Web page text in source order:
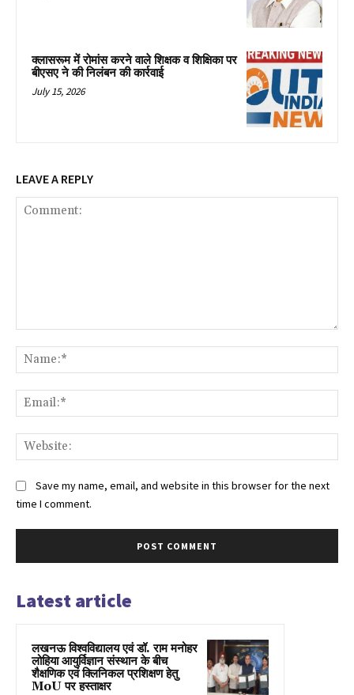
क्लासरूम में रोमांस करने वाले शिक्षक व शिक्षिका पर
बीएसए ने की निलंबन की कार्रवाई
July 15, 2026
LEAVE A REPLY
Save my name, email, and website in this browser for the next
time I comment.
Latest article
लखनऊ विश्वविद्यालय एवं डॉ. राम मनोहर
लोहिया आयुर्विज्ञान संस्थान के बीच
शैक्षणिक एवं क्लिनिकल प्रशिक्षण हेतु
MoU पर हस्ताक्षर